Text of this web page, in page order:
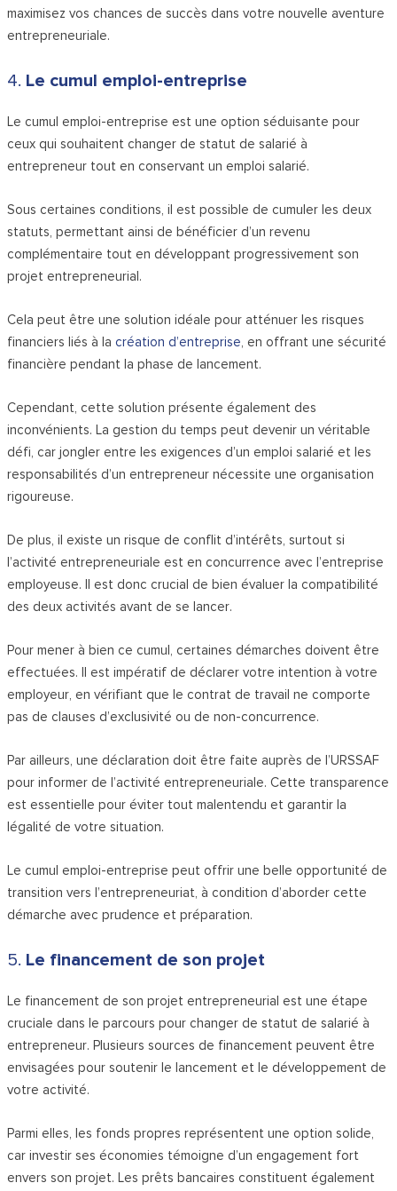
maximisez vos chances de succès dans votre nouvelle aventure
entrepreneuriale.
4. Le cumul emploi-entreprise
Le cumul emploi-entreprise est une option séduisante pour
ceux qui souhaitent changer de statut de salarié à
entrepreneur tout en conservant un emploi salarié.
Sous certaines conditions, il est possible de cumuler les deux
statuts, permettant ainsi de bénéficier d’un revenu
complémentaire tout en développant progressivement son
projet entrepreneurial.
Cela peut être une solution idéale pour atténuer les risques
financiers liés à la création d’entreprise, en offrant une sécurité
financière pendant la phase de lancement.
Cependant, cette solution présente également des
inconvénients. La gestion du temps peut devenir un véritable
défi, car jongler entre les exigences d’un emploi salarié et les
responsabilités d’un entrepreneur nécessite une organisation
rigoureuse.
De plus, il existe un risque de conflit d’intérêts, surtout si
l’activité entrepreneuriale est en concurrence avec l’entreprise
employeuse. Il est donc crucial de bien évaluer la compatibilité
des deux activités avant de se lancer.
Pour mener à bien ce cumul, certaines démarches doivent être
effectuées. Il est impératif de déclarer votre intention à votre
employeur, en vérifiant que le contrat de travail ne comporte
pas de clauses d’exclusivité ou de non-concurrence.
Par ailleurs, une déclaration doit être faite auprès de l’URSSAF
pour informer de l’activité entrepreneuriale. Cette transparence
est essentielle pour éviter tout malentendu et garantir la
légalité de votre situation.
Le cumul emploi-entreprise peut offrir une belle opportunité de
transition vers l’entrepreneuriat, à condition d’aborder cette
démarche avec prudence et préparation.
5. Le financement de son projet
Le financement de son projet entrepreneurial est une étape
cruciale dans le parcours pour changer de statut de salarié à
entrepreneur. Plusieurs sources de financement peuvent être
envisagées pour soutenir le lancement et le développement de
votre activité.
Parmi elles, les fonds propres représentent une option solide,
car investir ses économies témoigne d’un engagement fort
envers son projet. Les prêts bancaires constituent également